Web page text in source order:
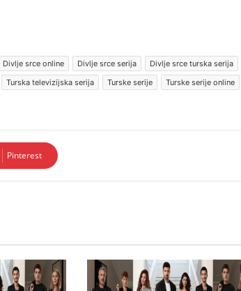
Divlje srce online Divlje srce serija
Divlje srce turska serija
Turska televizijska serija Turske serije
Turske serije online
Pinterest